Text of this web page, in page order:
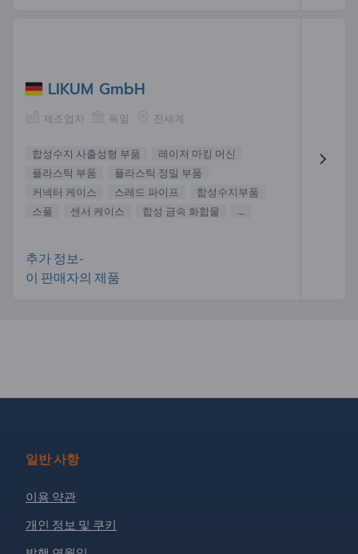
LIKUM GmbH
제조업자 독일 전세계
합성수지 사출성형 부품
레이저 마킹 머신
플라스틱 부품
플라스틱 정밀 부품
커넥터 케이스
스레드 파이프
합성수지부품
스풀
센서 케이스 합성 금속 화합물 ...
추가 정보-
이 판매자의 제품
일반 사항
이용 약관
개인 정보 및 쿠키